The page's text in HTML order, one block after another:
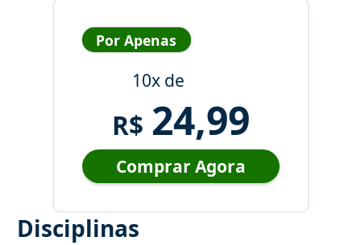
Por Apenas
10x de
R$ 24,99
Comprar Agora
Disciplinas